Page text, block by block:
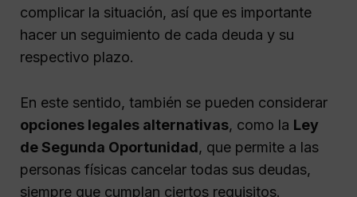
complicar la situación, así que es importante
hacer un seguimiento de cada deuda y su
respectivo plazo.
En este sentido, también se pueden considerar
opciones legales alternativas, como la Ley
de Segunda Oportunidad, que permite a las
personas físicas cancelar todas sus deudas,
siempre que cumplan ciertos requisitos.